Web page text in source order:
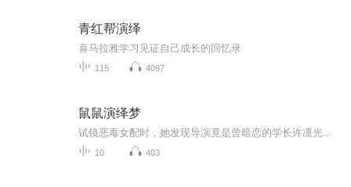
青红帮演绎
喜马拉雅学习见证自己成长的回忆录
115 4097
鼠鼠演绎梦
10 403